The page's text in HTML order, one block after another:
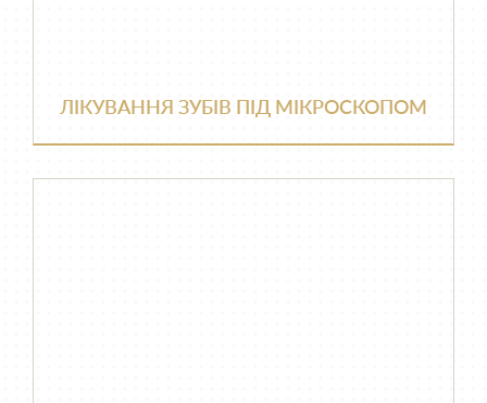
ЛІКУВАННЯ ЗУБІВ ПІД МІКРОСКОПОМ